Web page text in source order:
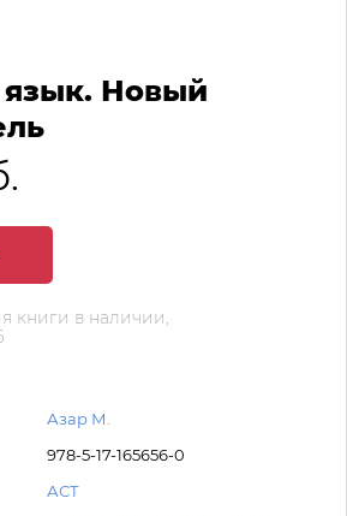
Новый
книги в наличии,
Азар М.
978-5-17-165656-0
АСТ